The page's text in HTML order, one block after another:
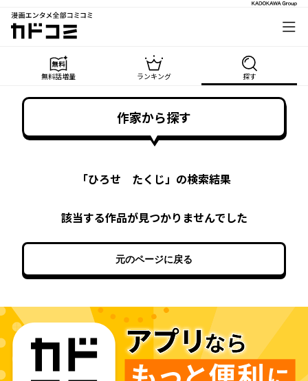
漫画エンタメ全部コミコミ
カドコミ
無料話増量 ランキング 探す
作家から探す
「ひろせ たくじ」の検索結果
該当する作品が見つかりませんでした
元のページに戻る